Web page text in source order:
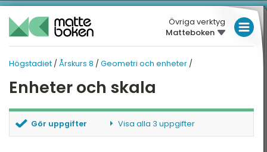
Övriga verktyg
Matteboken
Högstadiet / Årskurs 8 / Geometri och enheter /
Enheter och skala
Gör uppgifter Visa alla 3 uppgifter
LÅGSTADIET
MELLANSTADIET
HÖGSTADIET
Översikt
8
HÖGSTADIET
ÅRSKURS 8
Översikt
GYMNASIET